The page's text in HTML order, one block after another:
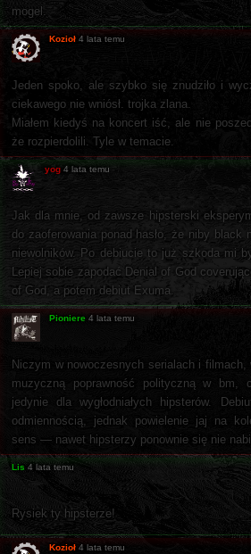
mogel.
Kozioł 4 lata temu
Jeden spoko, ale szybko się znudziło i
ciekawego nie wniósł. trojka zlana.
Miałem kiedyś na koncert iść, ale nie
że rozpierdolili. Tyle w temacie.
yog 4 lata temu
Jak dla mnie, od zawsze hipsterski
do zaoferowania ponad hasło, że niby
niewolników. Po debiucie to już szkoda mi
Lepiej sobie zapodać Denial of God
of God, a potem debiut Exuma.
Pioniere 4 lata temu
Niczym w nowoczesnych serialach i
muzyczną poprawność polityczną w bm,
jedynie dla wygłodniałych hipsterów.
odmiennością, jednak powielenie jaj na
sens — nawet hipsterzy ponownie się nie
Lis 4 lata temu
Rysiek ty hipsterze!
Kozioł 4 lata temu